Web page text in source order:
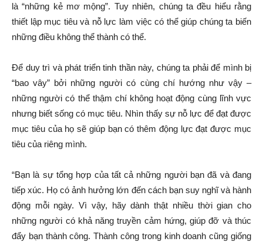
là “những kẻ mơ mộng”. Tuy nhiên, chúng ta đều hiểu rằng
thiết lập mục tiêu và nỗ lực làm việc có thể giúp chúng ta biến
những điều không thể thành có thể.
Để duy trì và phát triển tinh thần này, chúng ta phải để mình bị
“bao vây” bởi những người có cùng chí hướng như vậy –
những người có thể thậm chí không hoạt động cùng lĩnh vực
nhưng biết sống có mục tiêu. Nhìn thấy sự nỗ lực để đạt được
mục tiêu của họ sẽ giúp bạn có thêm động lực đạt được mục
tiêu của riêng mình.
“Bạn là sự tổng hợp của tất cả những người bạn đã và đang
tiếp xúc. Họ có ảnh hưởng lớn đến cách bạn suy nghĩ và hành
động mỗi ngày. Vì vậy, hãy dành thật nhiều thời gian cho
những người có khả năng truyền cảm hứng, giúp đỡ và thúc
đẩy bạn thành công. Thành công trong kinh doanh cũng giống